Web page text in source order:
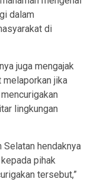
dalam
di
juga mengajak
melaporkan jika
lingkungan
hendaknya
pihak
tersebut,”